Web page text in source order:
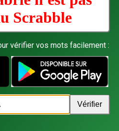
Scrabble
vérifier vos mots facilement :